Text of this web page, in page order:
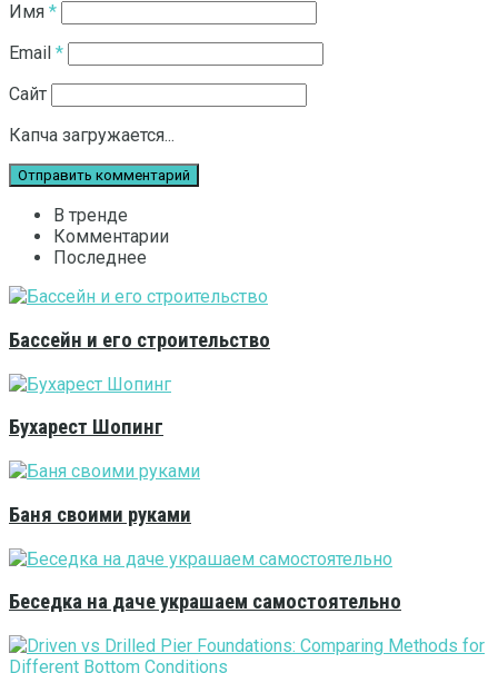
Имя *
Email *
Сайт
Капча загружается...
В тренде
Комментарии
Последнее
Бассейн и его строительство
Бухарест Шопинг
Баня своими руками
Беседка на даче украшаем самостоятельно